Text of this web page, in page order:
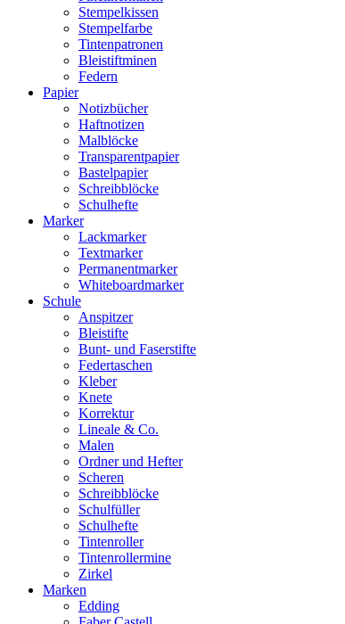
Stempelkissen
Stempelfarbe
Tintenpatronen
Bleistiftminen
Federn
Papier
Notizbücher
Haftnotizen
Malblöcke
Transparentpapier
Bastelpapier
Schreibblöcke
Schulhefte
Marker
Lackmarker
Textmarker
Permanentmarker
Whiteboardmarker
Schule
Anspitzer
Bleistifte
Bunt- und Faserstifte
Federtaschen
Kleber
Knete
Korrektur
Lineale & Co.
Malen
Ordner und Hefter
Scheren
Schreibblöcke
Schulfüller
Schulhefte
Tintenroller
Tintenrollermine
Zirkel
Marken
Edding